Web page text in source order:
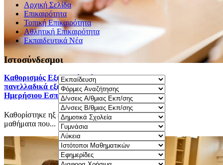
Καθορισμός Eξεταστέας ύλης 2025-2026 για τα
πανελλαδικά εξεταζόμενα μαθήματα Γ΄ τάξης
Ημερήσιου Εσπερινού ΓΕΛ.
Καθορίστηκε ηξ εξεταστέα ύλη 2025-2026 για τα
μαθήματα που...
Αρχική Σελίδα
Επικαιρότητα
Τοπική Επικαιρότητα
Αθλητική Επικαιρότητα
Eκπαιδευτικά Νέα
Ιστοσύνδεσμοι